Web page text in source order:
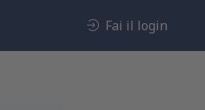
Fai il login